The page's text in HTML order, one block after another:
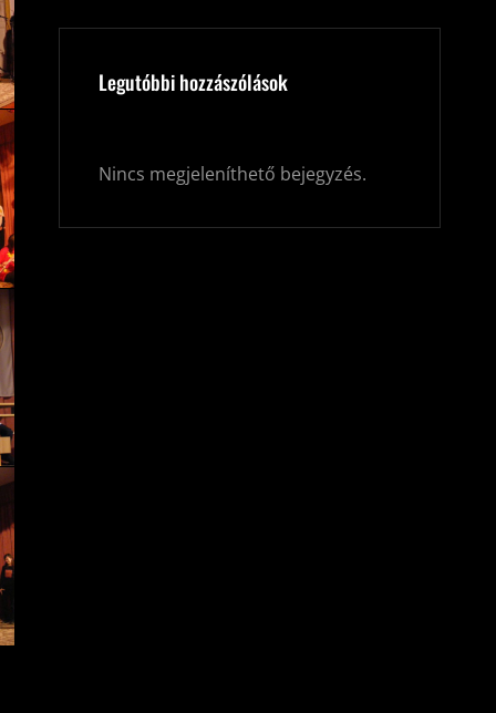
Legutóbbi hozzászólások
Nincs megjeleníthető bejegyzés.